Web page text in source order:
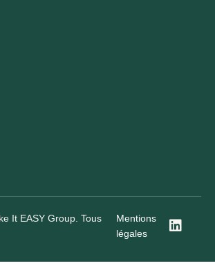
It EASY Group. Tous
Mentions
légales